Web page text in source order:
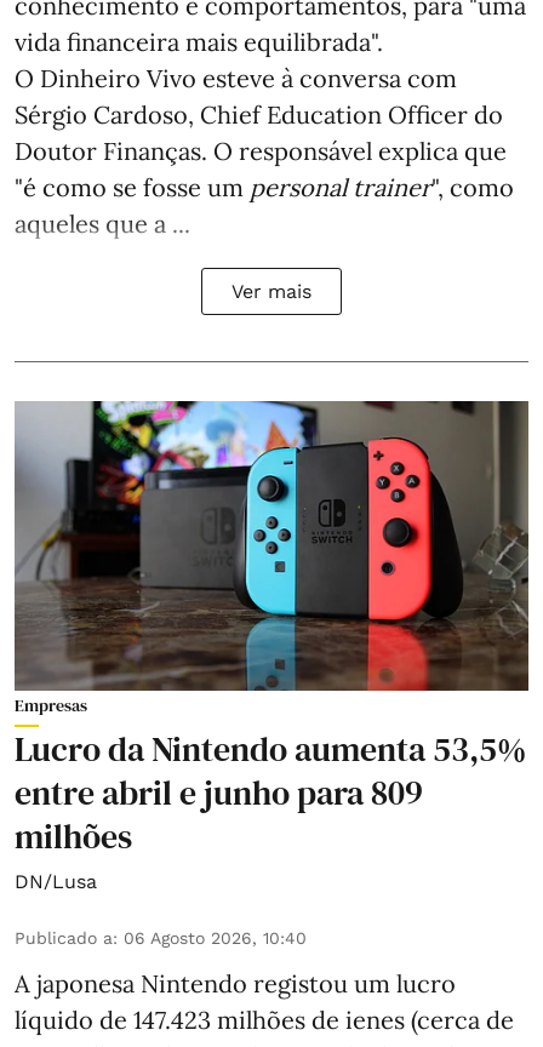
vida financeira mais equilibrada".
O Dinheiro Vivo esteve à conversa com
Sérgio Cardoso, Chief Education Officer do
Doutor Finanças. O responsável explica que
"é como se fosse um personal trainer", como
aqueles que a ...
Ver mais
Empresas
Lucro da Nintendo aumenta 53,5%
entre abril e junho para 809
milhões
DN/Lusa
Publicado a: 06 Agosto 2026, 10:40
A japonesa Nintendo registou um lucro
líquido de 147.423 milhões de ienes (cerca de